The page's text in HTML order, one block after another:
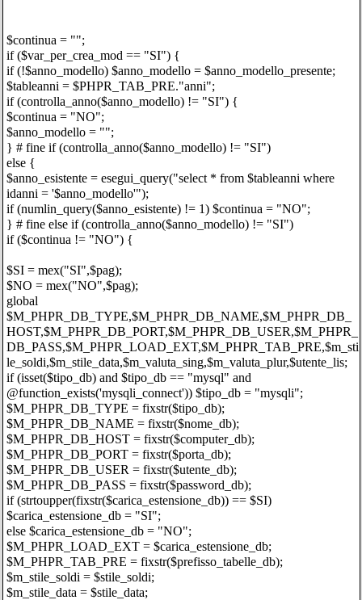
$continua = "";
if ($var_per_crea_mod == "SI") {
if (!$anno_modello) $anno_modello = $anno_modello_presente;
$tableanni = $PHPR_TAB_PRE."anni";
if (controlla_anno($anno_modello) != "SI") {
$continua = "NO";
$anno_modello = "";
} # fine if (controlla_anno($anno_modello) != "SI")
else {
$anno_esistente = esegui_query("select * from $tableanni where
idanni = '$anno_modello'");
if (numlin_query($anno_esistente) != 1) $continua = "NO";
} # fine else if (controlla_anno($anno_modello) != "SI")
if ($continua != "NO") {
$SI = mex("SI",$pag);
$NO = mex("NO",$pag);
global
$M_PHPR_DB_TYPE,$M_PHPR_DB_NAME,$M_PHPR_DB_
HOST,$M_PHPR_DB_PORT,$M_PHPR_DB_USER,$M_PHPR_
DB_PASS,$M_PHPR_LOAD_EXT,$M_PHPR_TAB_PRE,$m_sti
le_soldi,$m_stile_data,$m_valuta_sing,$m_valuta_plur,$utente_lis;
if (isset($tipo_db) and $tipo_db == "mysql" and
@function_exists('mysqli_connect')) $tipo_db = "mysqli";
$M_PHPR_DB_TYPE = fixstr($tipo_db);
$M_PHPR_DB_NAME = fixstr($nome_db);
$M_PHPR_DB_HOST = fixstr($computer_db);
$M_PHPR_DB_PORT = fixstr($porta_db);
$M_PHPR_DB_USER = fixstr($utente_db);
$M_PHPR_DB_PASS = fixstr($password_db);
if (strtoupper(fixstr($carica_estensione_db)) == $SI)
$carica_estensione_db = "SI";
else $carica_estensione_db = "NO";
$M_PHPR_LOAD_EXT = $carica_estensione_db;
$M_PHPR_TAB_PRE = fixstr($prefisso_tabelle_db);
$m_stile_soldi = $stile_soldi;
$m_stile_data = $stile_data;